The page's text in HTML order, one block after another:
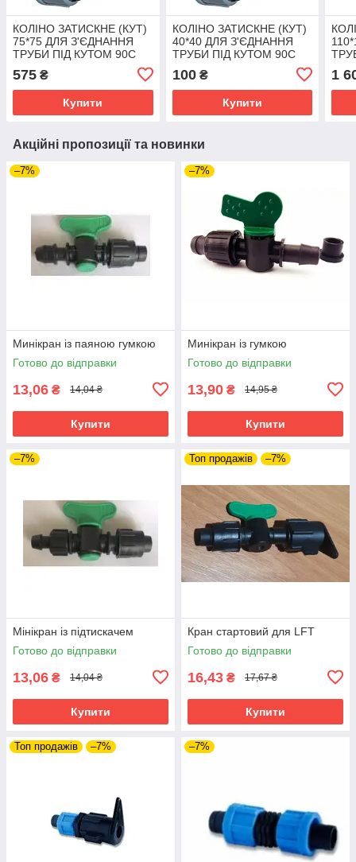
КОЛІНО ЗАТИСКНЕ (КУТ)
75*75 ДЛЯ З'ЄДНАННЯ
ТРУБИ ПІД КУТОМ 90С
575 ₴
Купити
КОЛІНО ЗАТИСКНЕ (КУТ)
40*40 ДЛЯ З'ЄДНАННЯ
ТРУБИ ПІД КУТОМ 90С
100₴
Купити
1
Акційні пропозиції та новинки
–7%
Минікран із паяною гумкою
Готово до відправки
13,06 ₴ 14,04 ₴
Купити
–7%
Минікран із гумкою
Готово до відправки
13,90 ₴ 14,95 ₴
Купити
–7%
Мінікран із підтискачем
Готово до відправки
13,06 ₴ 14,04 ₴
Купити
Топ продажів –7%
Кран стартовий для LFT
Готово до відправки
16,43 ₴ 17,67 ₴
Купити
Топ продажів –7% –7%